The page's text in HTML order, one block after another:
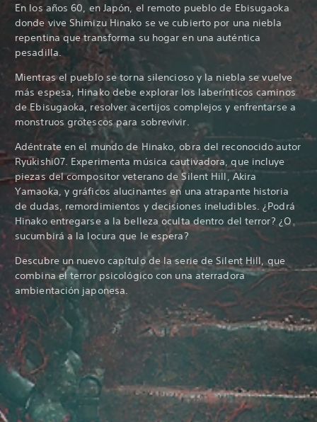
En los años 60, en Japón, el remoto pueblo de Ebisugaoka
donde vive Shimizu Hinako se ve cubierto por una niebla
repentina que transforma su hogar en una auténtica
pesadilla.
Mientras el pueblo se torna silencioso y la niebla se vuelve
más espesa, Hinako debe explorar los laberínticos caminos
de Ebisugaoka, resolver acertijos complejos y enfrentarse a
monstruos grotescos para sobrevivir.
Adéntrate en el mundo de Hinako, obra del reconocido autor
Ryukishi07. Experimenta música cautivadora, que incluye
piezas del compositor veterano de Silent Hill, Akira
Yamaoka, y gráficos alucinantes en una atrapante historia
de dudas, remordimientos y decisiones ineludibles. ¿Podrá
Hinako entregarse a la belleza oculta dentro del terror? ¿O
sucumbirá a la locura que le espera?
Descubre un nuevo capítulo de la serie de Silent Hill, que
combina el terror psicológico con una aterradora
ambientación japonesa.